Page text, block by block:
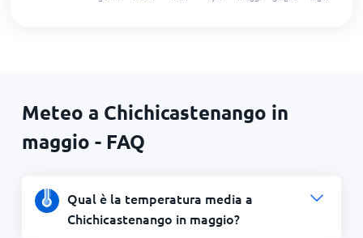
Meteo a Chichicastenango in
maggio - FAQ
Qual è la temperatura media a
Chichicastenango in maggio?